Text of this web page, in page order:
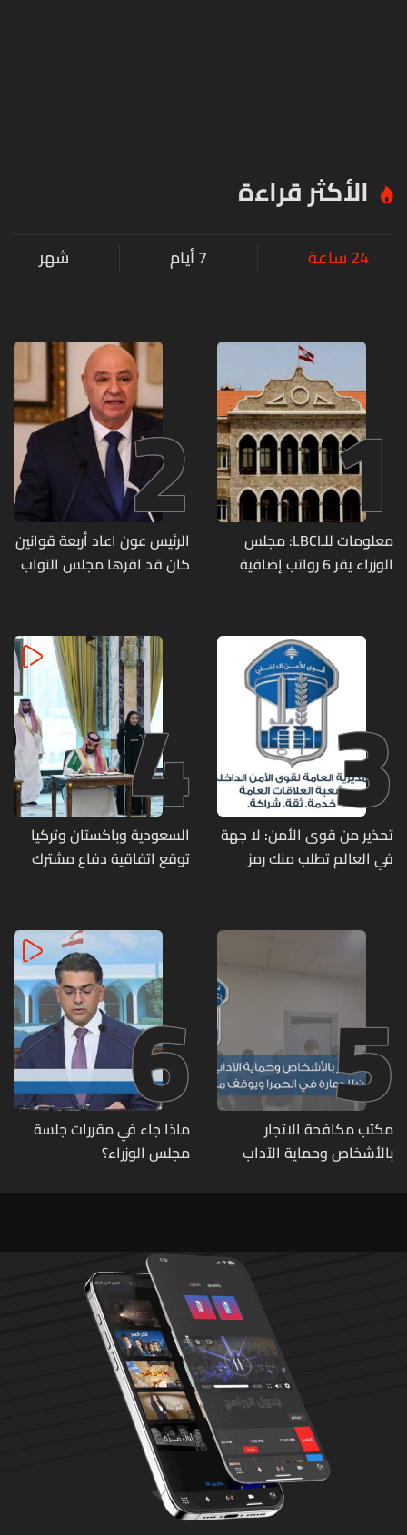
الأكثر قراءة
24 ساعة 7 أيام شهر
1
معلومات للـLBCI: مجلس
الوزراء يقر 6 رواتب إضافية
منذ آذار
2
الرئيس عون اعاد أربعة قوانين
كان قد اقرها مجلس النواب
3
تحذير من قوى الأمن: لا جهة
في العالم تطلب منك رمز
4
السعودية وباكستان وتركيا
توقع اتفاقية دفاع مشترك
5
مكتب مكافحة الاتجار
بالأشخاص وحماية الآداب
6
ماذا جاء في مقررات جلسة
مجلس الوزراء؟